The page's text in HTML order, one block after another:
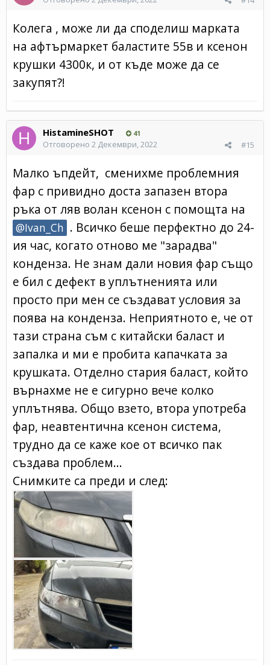
Колега , може ли да споделиш марката
на афтърмаркет баластите 55в и ксенон
крушки 4300к, и от къде може да се
закупят?!
HistamineSHOT 41
#15
Отговорено 2 Декември, 2022
Малко ъпдейт, сменихме проблемния
фар с привидно доста запазен втора
ръка от ляв волан ксенон с помощта на
@Ivan_Ch . Всичко беше перфектно до 24-
ия час, когато отново ме "зарадва"
конденза. Не знам дали новия фар също
е бил с дефект в уплътненията или
просто при мен се създават условия за
поява на конденза. Неприятното е, че от
тази страна съм с китайски баласт и
запалка и ми е пробита капачката за
крушката. Отделно стария баласт, който
върнахме не е сигурно вече колко
уплътнява. Общо взето, втора употреба
фар, неавтентична ксенон система,
трудно да се каже кое от всичко пак
създава проблем...
Снимките са преди и след: